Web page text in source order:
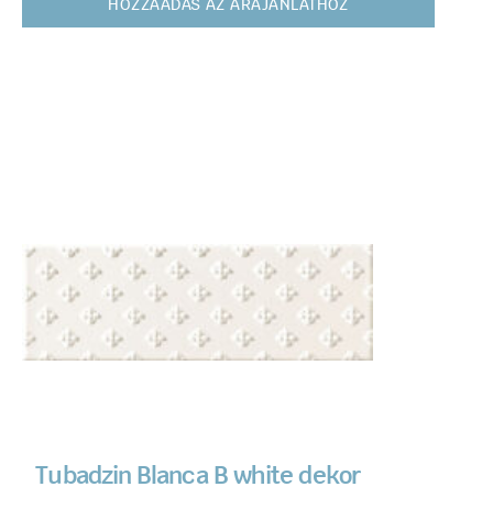
HOZZÁADÁS AZ ÁRAJÁNLATHOZ
Tubadzin Blanca B white dekor